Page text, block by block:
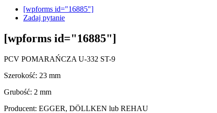
[wpforms id="16885"]
Zadaj pytanie
[wpforms id="16885"]
PCV POMARAŃCZA U-332 ST-9
Szerokość: 23 mm
Grubość: 2 mm
Producent: EGGER, DÖLLKEN lub REHAU